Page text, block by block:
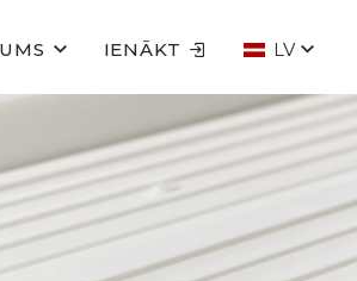
IENĀKT LV